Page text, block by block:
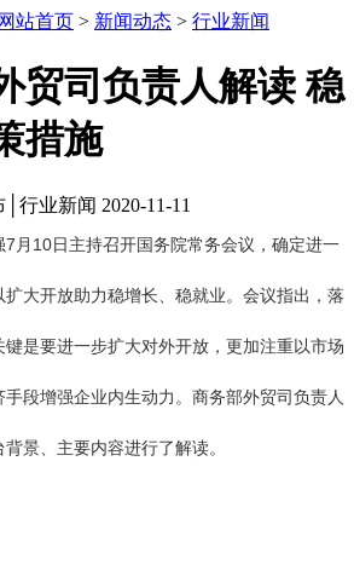
网站首页 > 新闻动态 > 行业新闻
贸司负责人解读 稳
措施
行业新闻 2020-11-11
7月10日主持召开国务院常务会议，确定进一
大开放助力稳增长、稳就业。会议指出，落
键是要进一步扩大对外开放，更加注重以市场
段增强企业内生动力。商务部外贸司负责人
景、主要内容进行了解读。